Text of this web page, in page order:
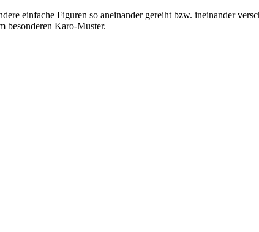
einfache Figuren so aneinander gereiht bzw. ineinander
besonderen Karo-Muster.